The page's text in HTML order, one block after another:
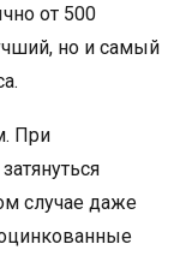
от 500
но и самый
При
случае даже